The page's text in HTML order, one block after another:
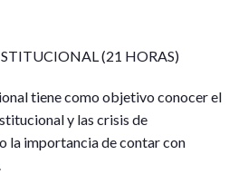
(21 HORAS)
tiene como objetivo conocer el
y las crisis de
la importancia de contar con